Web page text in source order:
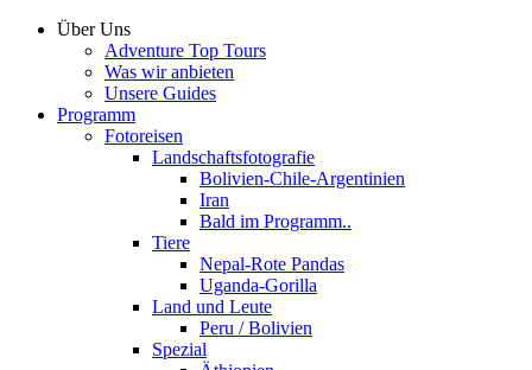
Über Uns
Adventure Top Tours
Was wir anbieten
Unsere Guides
Programm
Fotoreisen
Landschaftsfotografie
Bolivien-Chile-Argentinien
Iran
Bald im Programm..
Tiere
Nepal-Rote Pandas
Uganda-Gorilla
Land und Leute
Peru / Bolivien
Spezial